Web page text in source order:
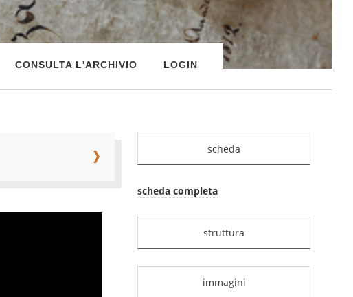
CONSULTA L'ARCHIVIO LOGIN
scheda
scheda completa
struttura
immagini